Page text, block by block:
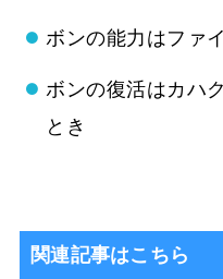
ボンの能力はファ
ボンの復活はカハ
とき
関連記事はこちら